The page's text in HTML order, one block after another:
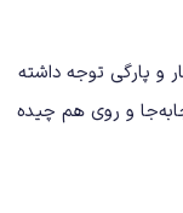
و پارگی توجه داشته
و روی هم چیده